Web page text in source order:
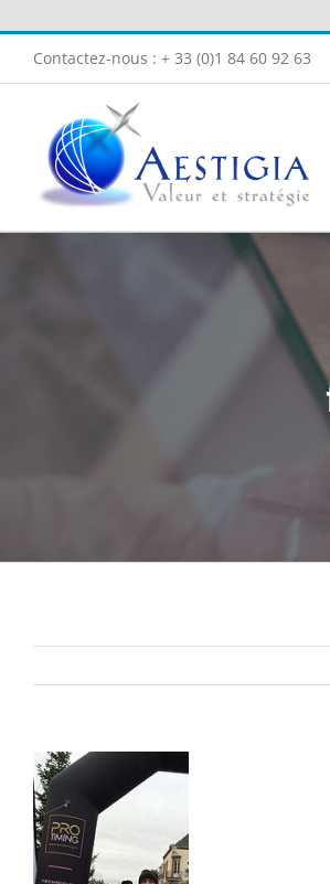
Contactez-nous : + 33 (0)1 84 60 92 63